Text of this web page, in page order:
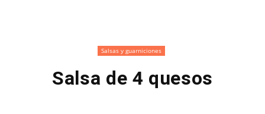
Salsas y guarniciones
Salsa de 4 quesos